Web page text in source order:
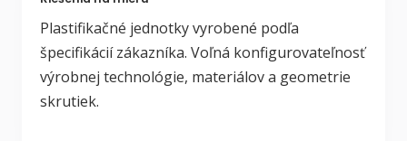
Plastifikačné jednotky vyrobené podľa
špecifikácií zákazníka. Voľná konfigurovateľnosť
výrobnej technológie, materiálov a geometrie
skrutiek.